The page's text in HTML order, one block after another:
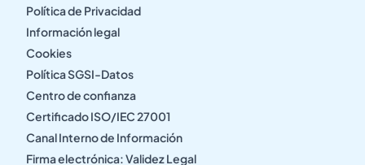
Política de Privacidad
Información legal
Cookies
Política SGSI-Datos
Centro de confianza
Certificado ISO/IEC 27001
Canal Interno de Información
Firma electrónica: Validez Legal